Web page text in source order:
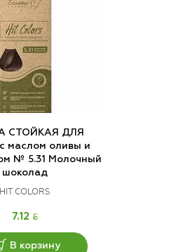
СТОЙКАЯ ДЛЯ
маслом оливы и
№ 5.31 Молочный
шоколад
HIT COLORS
7.12 BYN
В корзину